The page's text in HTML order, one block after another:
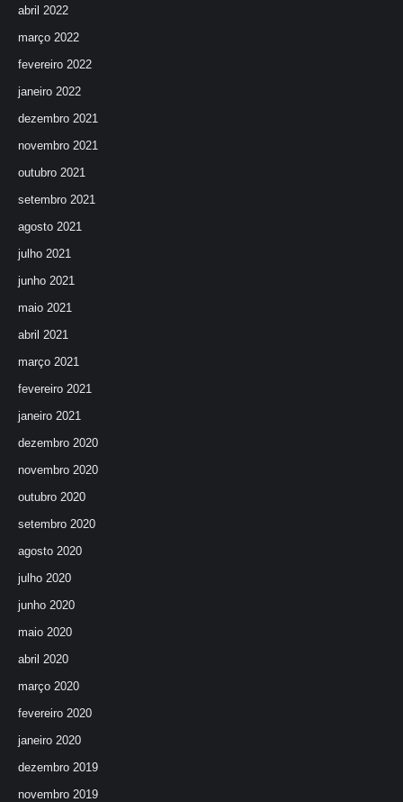
abril 2022
março 2022
fevereiro 2022
janeiro 2022
dezembro 2021
novembro 2021
outubro 2021
setembro 2021
agosto 2021
julho 2021
junho 2021
maio 2021
abril 2021
março 2021
fevereiro 2021
janeiro 2021
dezembro 2020
novembro 2020
outubro 2020
setembro 2020
agosto 2020
julho 2020
junho 2020
maio 2020
abril 2020
março 2020
fevereiro 2020
janeiro 2020
dezembro 2019
novembro 2019